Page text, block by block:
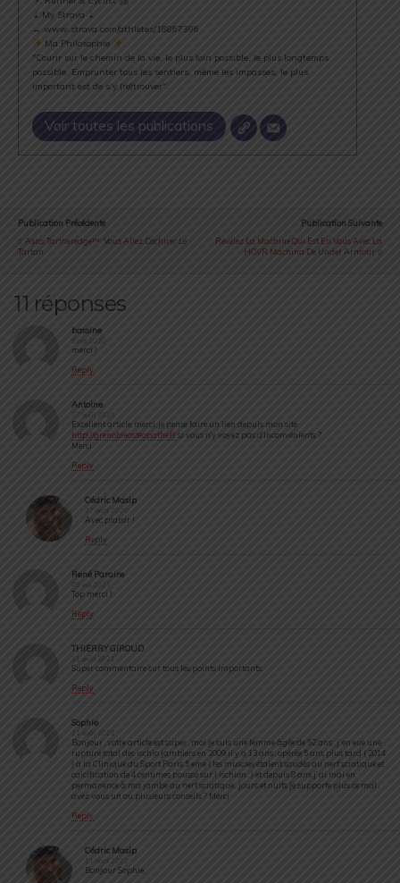
⇣ My Strava ⇣
→ www.strava.com/athletes/18867396
Ma Philosophie
"Courir sur le chemin de la vie, le plus loin possible, le plus longtemps
possible. Emprunter tous les sentiers, même les impasses, le plus
important est de s’y (re)trouver".
Voir toutes les publications
Publication Précédente
Asics Tartheredge™ : Vous Allez Déchirer Le
Tartan
Publication Suivante
Révélez La Machine Qui Est En Vous Avec La
HOVR Machina De Under Armour
11 réponses
bassine
5 mai 2020
merci !
Reply
Antoine
27 août 2020
Excellent article, merci, je pense faire un lien depuis mon site
http://grenobleosteopathe.fr si vous n’y voyez pas d’inconvénients ?
Merci
Reply
Cédric Masip
27 août 2020
Avec plaisir !
Reply
René Paraire
29 mai 2021
Top merci !
Reply
THIERRY GIROUD
31 août 2021
Super commentaire sur tous les points importants.
Reply
Sophie
11 août 2022
Bonjour , votre article est super , moi je suis une femme âgée de 52 ans , j’ en eue une
rupture total des ischio jambiers en 2009 il y a 13 ans , opérée 5 ans plus tard ( 2014
) à la Clinique du Sport Paris 5 eme ( les muscles étaient soudés au nerf sciatique et
calcification de 4 centimes poussé sur l ischion…) et depuis 8 ans j’ ai mal en
permanence à ma jambe au nerf sciatique…jours et nuits je supporte plus ce mal ,
avez vous un ou plusieurs conseils ? Merci
Reply
Cédric Masip
11 août 2022
Bonjour Sophie,